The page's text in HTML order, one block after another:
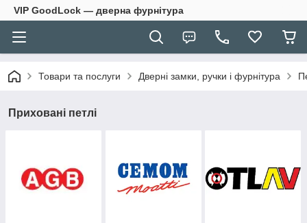
VIP GoodLock — дверна фурнітура
Товари та послуги Дверні замки, ручки і фурнітура
Приховані петлі